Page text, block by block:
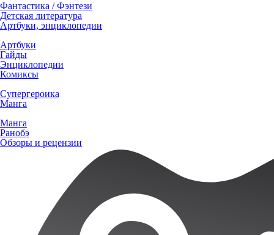
Фантастика / Фэнтези
Детская литература
Артбуки, энциклопедии
Артбуки
Гайды
Энциклопедии
Комиксы
Супергероика
Манга
Манга
Ранобэ
Обзоры и рецензии